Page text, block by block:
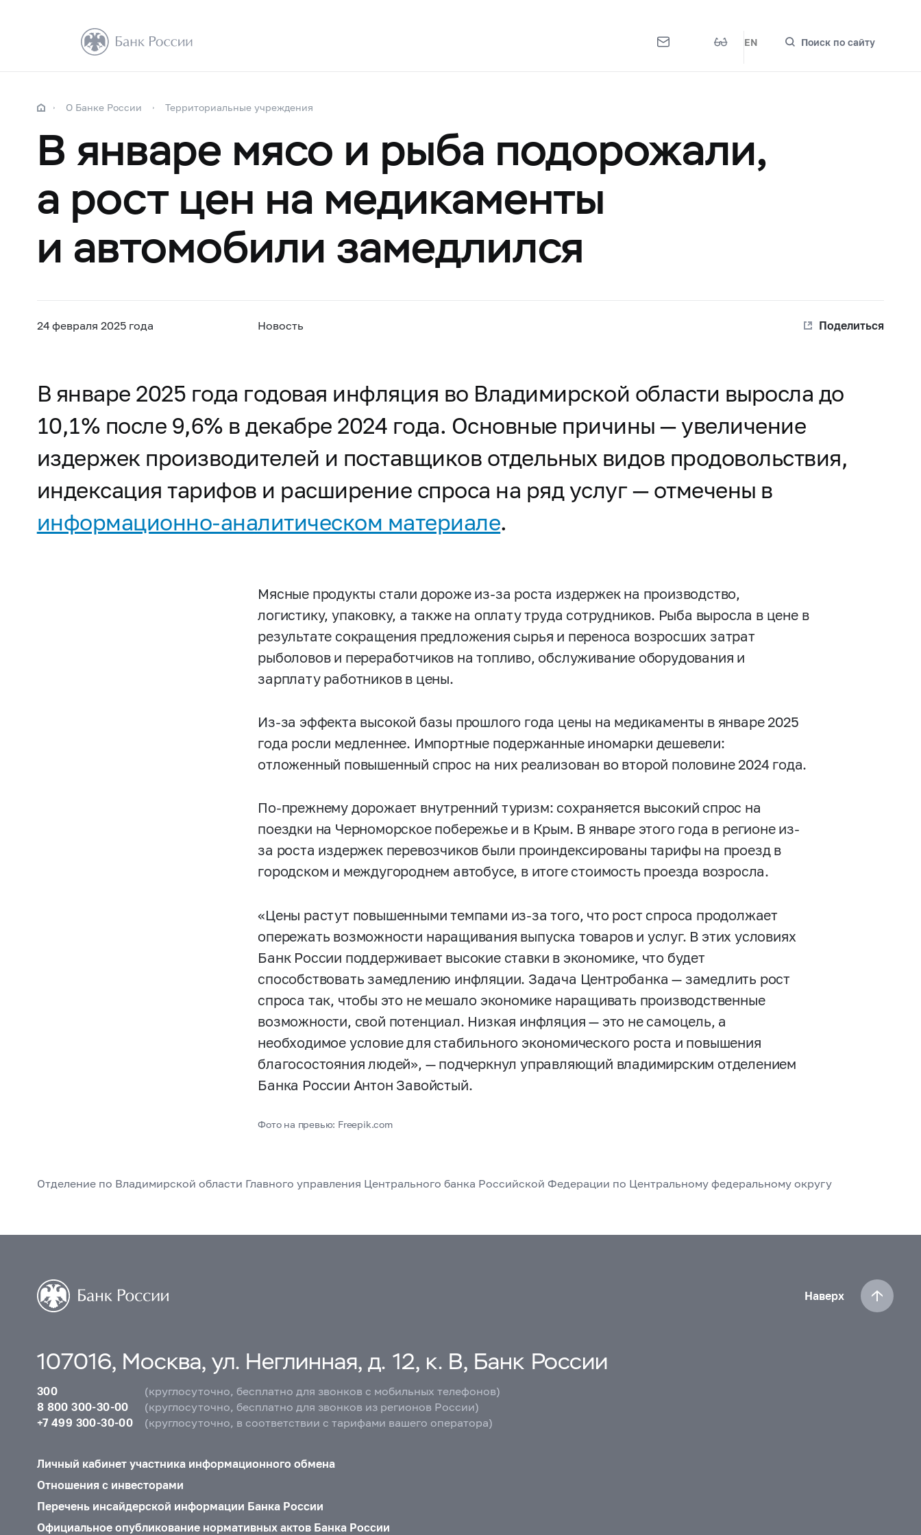
EN Поиск по сайту
О Банке России Территориальные учреждения
В январе мясо и рыба подорожали,
а рост цен на медикаменты
и автомобили замедлился
24 февраля 2025 года Новость Поделиться
В январе 2025 года годовая инфляция во Владимирской области выросла до
10,1% после 9,6% в декабре 2024 года. Основные причины — увеличение
издержек производителей и поставщиков отдельных видов продовольствия,
индексация тарифов и расширение спроса на ряд услуг — отмечены в
информационно-аналитическом материале.
Мясные продукты стали дороже из-за роста издержек на производство,
логистику, упаковку, а также на оплату труда сотрудников. Рыба выросла в цене в
результате сокращения предложения сырья и переноса возросших затрат
рыболовов и переработчиков на топливо, обслуживание оборудования и
зарплату работников в цены.
Из-за эффекта высокой базы прошлого года цены на медикаменты в январе 2025
года росли медленнее. Импортные подержанные иномарки дешевели:
отложенный повышенный спрос на них реализован во второй половине 2024 года.
По-прежнему дорожает внутренний туризм: сохраняется высокий спрос на
поездки на Черноморское побережье и в Крым. В январе этого года в регионе из-
за роста издержек перевозчиков были проиндексированы тарифы на проезд в
городском и междугороднем автобусе, в итоге стоимость проезда возросла.
«Цены растут повышенными темпами из-за того, что рост спроса продолжает
опережать возможности наращивания выпуска товаров и услуг. В этих условиях
Банк России поддерживает высокие ставки в экономике, что будет
способствовать замедлению инфляции. Задача Центробанка — замедлить рост
спроса так, чтобы это не мешало экономике наращивать производственные
возможности, свой потенциал. Низкая инфляция — это не самоцель, а
необходимое условие для стабильного экономического роста и повышения
благосостояния людей», — подчеркнул управляющий владимирским отделением
Банка России Антон Завойстый.
Фото на превью: Freepik.com
Отделение по Владимирской области Главного управления Центрального банка Российской Федерации по Центральному федеральному округу
Наверх
107016, Москва, ул. Неглинная, д. 12, к. В, Банк России
300
(круглосуточно, бесплатно для звонков с мобильных телефонов)
8 800 300-30-00
(круглосуточно, бесплатно для звонков из регионов России)
+7 499 300-30-00
(круглосуточно, в соответствии с тарифами вашего оператора)
Личный кабинет участника информационного обмена
Отношения с инвесторами
Перечень инсайдерской информации Банка России
Официальное опубликование нормативных актов Банка России